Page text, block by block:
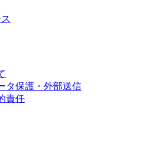
タ保護・外部送信
責任